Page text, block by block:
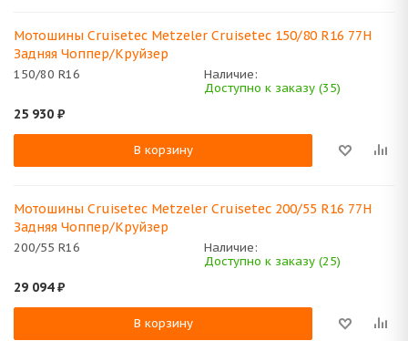
Мотошины Cruisetec Metzeler Cruisetec 150/80 R16 77H
Задняя Чоппер/Круйзер
150/80 R16
Наличие:
Доступно к заказу (35)
25 930 ₽
В корзину
Мотошины Cruisetec Metzeler Cruisetec 200/55 R16 77H
Задняя Чоппер/Круйзер
200/55 R16
Наличие:
Доступно к заказу (25)
29 094₽
В корзину